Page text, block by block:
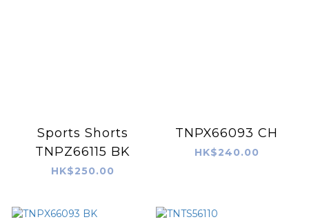
Sports Shorts
TNPZ66115 BK
HK$250.00
TNPX66093 CH
HK$240.00